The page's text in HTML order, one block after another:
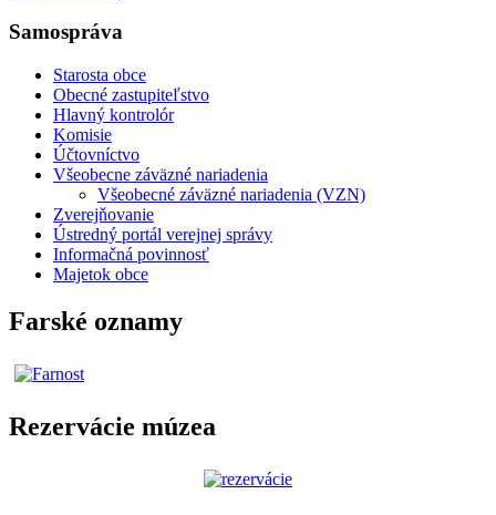
Samospráva
Starosta obce
Obecné zastupiteľstvo
Hlavný kontrolór
Komisie
Účtovníctvo
Všeobecne záväzné nariadenia
Všeobecné záväzné nariadenia (VZN)
Zverejňovanie
Ústredný portál verejnej správy
Informačná povinnosť
Majetok obce
Farské oznamy
Rezervácie múzea